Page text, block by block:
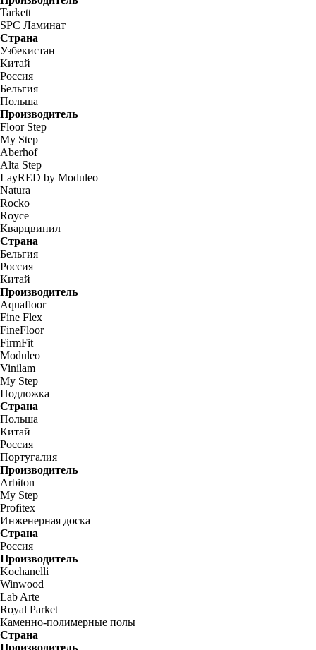
Tarkett
SPC Ламинат
Страна
Узбекистан
Китай
Россия
Бельгия
Польша
Производитель
Floor Step
My Step
Aberhof
Alta Step
LayRED by Moduleo
Natura
Rocko
Royce
Кварцвинил
Страна
Бельгия
Россия
Китай
Производитель
Aquafloor
Fine Flex
FineFloor
FirmFit
Moduleo
Vinilam
My Step
Подложка
Страна
Польша
Китай
Россия
Португалия
Производитель
Arbiton
My Step
Profitex
Инженерная доска
Страна
Россия
Производитель
Kochanelli
Winwood
Lab Arte
Royal Parket
Каменно-полимерные полы
Страна
Производитель